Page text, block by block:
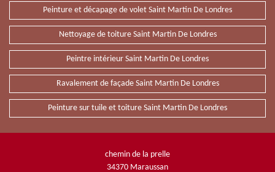
Peinture et décapage de volet Saint Martin De Londres
Nettoyage de toiture Saint Martin De Londres
Peintre intérieur Saint Martin De Londres
Ravalement de façade Saint Martin De Londres
Peinture sur tuile et toiture Saint Martin De Londres
chemin de la prelle
34370 Maraussan